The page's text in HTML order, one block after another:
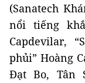
(Sanatech
nổi tiếng
Capdevilar,
phủi” Hoàng
Đạt Bo, Tân